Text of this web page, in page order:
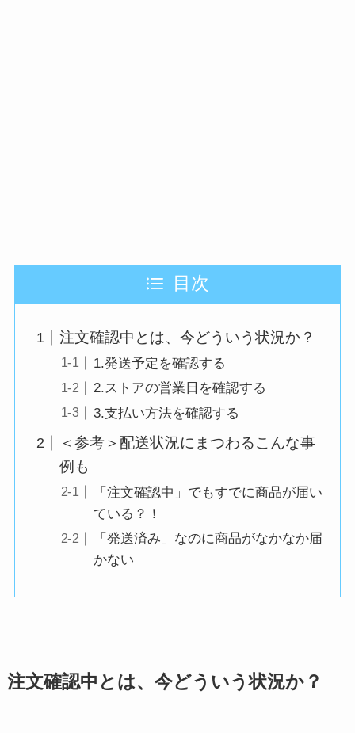
目次
注文確認中とは、今どういう状況か？
1.発送予定を確認する
2.ストアの営業日を確認する
3.支払い方法を確認する
＜参考＞配送状況にまつわるこんな事
例も
「注文確認中」でもすでに商品が届い
ている？！
「発送済み」なのに商品がなかなか届
かない
注文確認中とは、今どういう状況か？